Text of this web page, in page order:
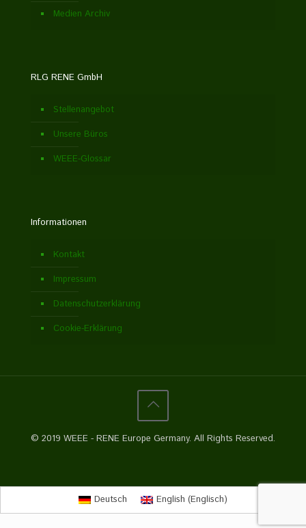
Medien Archiv
RLG RENE GmbH
Stellenangebot
Unsere Büros
WEEE-Glossar
Informationen
Kontakt
Impressum
Datenschutzerklärung
Cookie-Erklärung
© 2019 WEEE - RENE Europe Germany. All Rights Reserved.
Deutsch English (Englisch)